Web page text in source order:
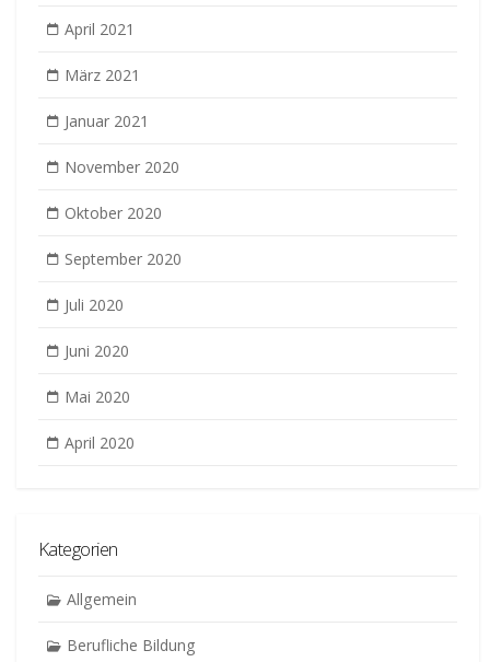
April 2021
März 2021
Januar 2021
November 2020
Oktober 2020
September 2020
Juli 2020
Juni 2020
Mai 2020
April 2020
Kategorien
Allgemein
Berufliche Bildung